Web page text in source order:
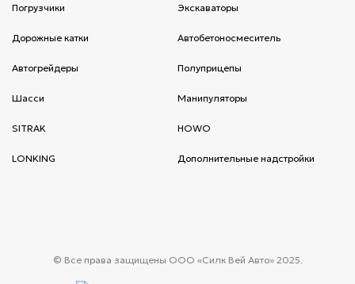
Погрузчики Экскаваторы
Дорожные катки Автобетоносмеситель
Автогрейдеры Полуприцепы
Шасси Манипуляторы
SITRAK HOWO
LONKING Дополнительные надстройки
© Все права защищены ООО «Силк Вей Авто» 2025.